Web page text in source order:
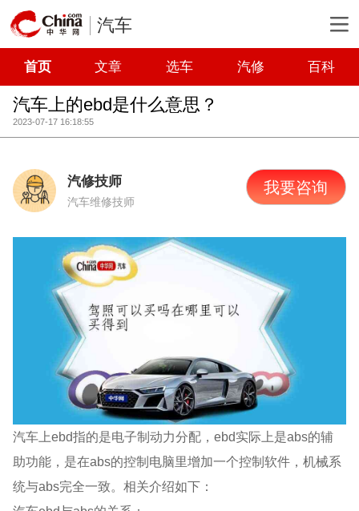
汽车
首页 文章 选车 汽修 百科
汽车上的ebd是什么意思？
2023-07-17 16:18:55
汽修技师
汽车维修技师
我要咨询
汽车上ebd指的是电子制动力分配，ebd实际上是abs的辅
助功能，是在abs的控制电脑里增加一个控制软件，机械系
统与abs完全一致。相关介绍如下：